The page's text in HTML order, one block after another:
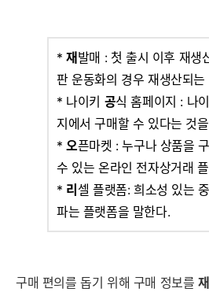
*재 발매 : 첫 출시 이후 재생
판 운동화의 경우 재생산되는
* 나이키 공식 홈페이지 : 나
지에서 구매할 수 있다는 것
*오픈마켓 : 누구나 상품을
수 있는 온라인 전자상거래
* 리 셀 플랫폼: 희소성 있는
파는 플랫폼을 말한다.
구매 편의를 돕기 위해 구매 정보를재